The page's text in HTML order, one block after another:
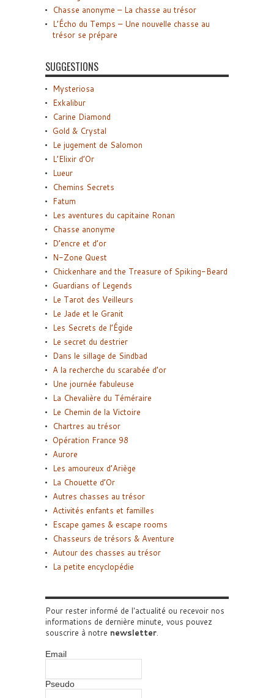
Chasse anonyme – La chasse au trésor
L’Écho du Temps – Une nouvelle chasse au
trésor se prépare
SUGGESTIONS
Mysteriosa
Exkalibur
Carine Diamond
Gold & Crystal
Le jugement de Salomon
L’Elixir d’Or
Lueur
Chemins Secrets
Fatum
Les aventures du capitaine Ronan
Chasse anonyme
D’encre et d’or
N-Zone Quest
Chickenhare and the Treasure of Spiking-Beard
Guardians of Legends
Le Tarot des Veilleurs
Le Jade et le Granit
Les Secrets de l’Égide
Le secret du destrier
Dans le sillage de Sindbad
A la recherche du scarabée d’or
Une journée fabuleuse
La Chevalière du Téméraire
Le Chemin de la Victoire
Chartres au trésor
Opération France 98
Aurore
Les amoureux d’Ariège
La Chouette d’Or
Autres chasses au trésor
Activités enfants et familles
Escape games & escape rooms
Chasseurs de trésors & Aventure
Autour des chasses au trésor
La petite encyclopédie
Pour rester informé de l'actualité ou recevoir nos
informations de dernière minute, vous pouvez
souscrire à notre newsletter.
Email
Pseudo